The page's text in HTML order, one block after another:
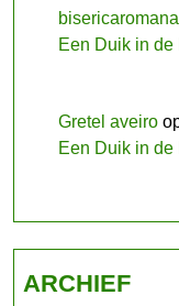
bisericaromana
Een Duik in
Gretel aveiro
Een Duik in
ARCHIEF